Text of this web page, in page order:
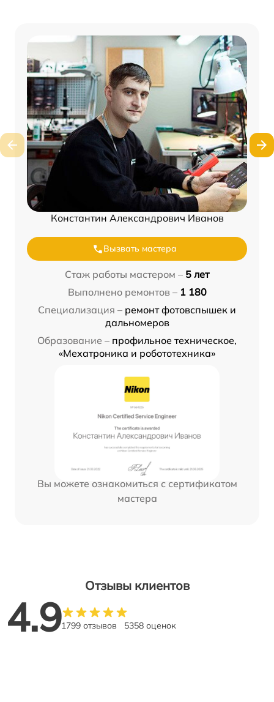
Константин Александрович Иванов
Вызвать мастера
Стаж работы мастером – 5 лет
Выполнено ремонтов – 1 180
Специализация – ремонт фотовспышек и
дальномеров
Образование – профильное техническое,
«Мехатроника и робототехника»
Вы можете ознакомиться с сертификатом
мастера
Отзывы клиентов
4.91799 отзывов 5358 оценок